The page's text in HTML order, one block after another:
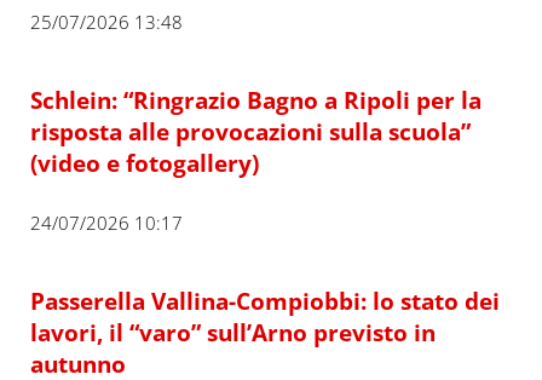
25/07/2026 13:48
Schlein: “Ringrazio Bagno a Ripoli per la
risposta alle provocazioni sulla scuola”
(video e fotogallery)
24/07/2026 10:17
Passerella Vallina-Compiobbi: lo stato dei
lavori, il “varo” sull’Arno previsto in
autunno